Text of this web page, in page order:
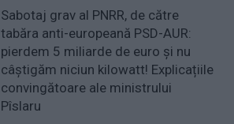
Sabotaj grav al PNRR, de către
tabăra anti-europeană PSD-AUR:
pierdem 5 miliarde de euro și nu
câștigăm niciun kilowatt! Explicațiile
convingătoare ale ministrului
Pîslaru